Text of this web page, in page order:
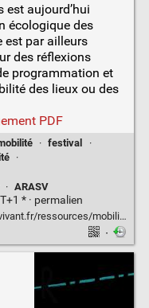
aujourd’hui
écologique des
est par ailleurs
des réflexions
programmation et
des lieux ou des
PDF
· festival
·
·
· ARASV
* · permalien
mobilite-eco-responsable/
·